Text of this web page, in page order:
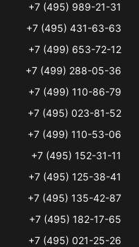
+7 (495) 989-21-31
+7 (495) 431-63-63
+7 (499) 653-72-12
+7 (499) 288-05-36
+7 (499) 110-86-79
+7 (495) 023-81-52
+7 (499) 110-53-06
+7 (495) 152-31-11
+7 (495) 125-38-41
+7 (495) 135-42-87
+7 (495) 182-17-65
+7 (495) 021-25-26